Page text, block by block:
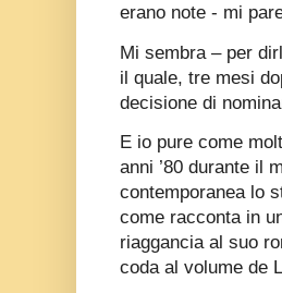
erano note - mi
Mi sembra – per
il quale, tre mesi
decisione di
E io pure come
anni ’80 durante il
contemporanea lo
come racconta in
riaggancia al suo
coda al volume de